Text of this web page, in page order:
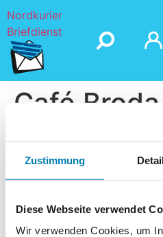
Zustimmung
Diese Webseite verwendet
Wir verwenden Cookies, um
Nordkurier
Briefdienst
Café Broda